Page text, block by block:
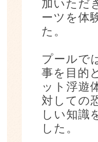
加いただ
ーツを体
た。
プールで
事を目的
ット浮遊
対しての
しい知識
した。